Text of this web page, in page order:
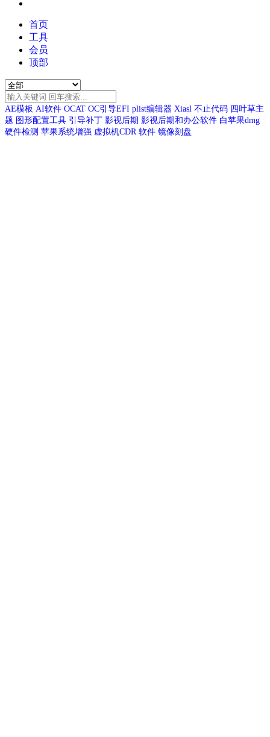
首页
工具
会员
顶部
AE模板 AI软件 OCAT OC引导EFI plist编辑器 Xiasl 不止代码 四叶草主
题 图形配置工具 引导补丁 影视后期 影视后期和办公软件 白苹果dmg
硬件检测 苹果系统增强 虚拟机CDR 软件 镜像刻盘